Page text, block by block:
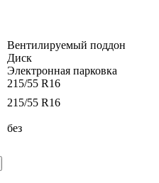
Вентилируемый поддон
Диск
Электронная парковка
215/55 R16
215/55 R16
без